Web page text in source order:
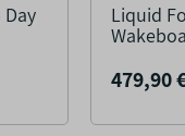
Liquid
479,90